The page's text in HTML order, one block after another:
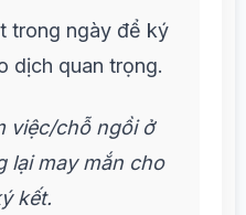
trong ngày để ký
dịch quan trọng.
việc/chỗ ngồi ở
lại may mắn cho
kết.